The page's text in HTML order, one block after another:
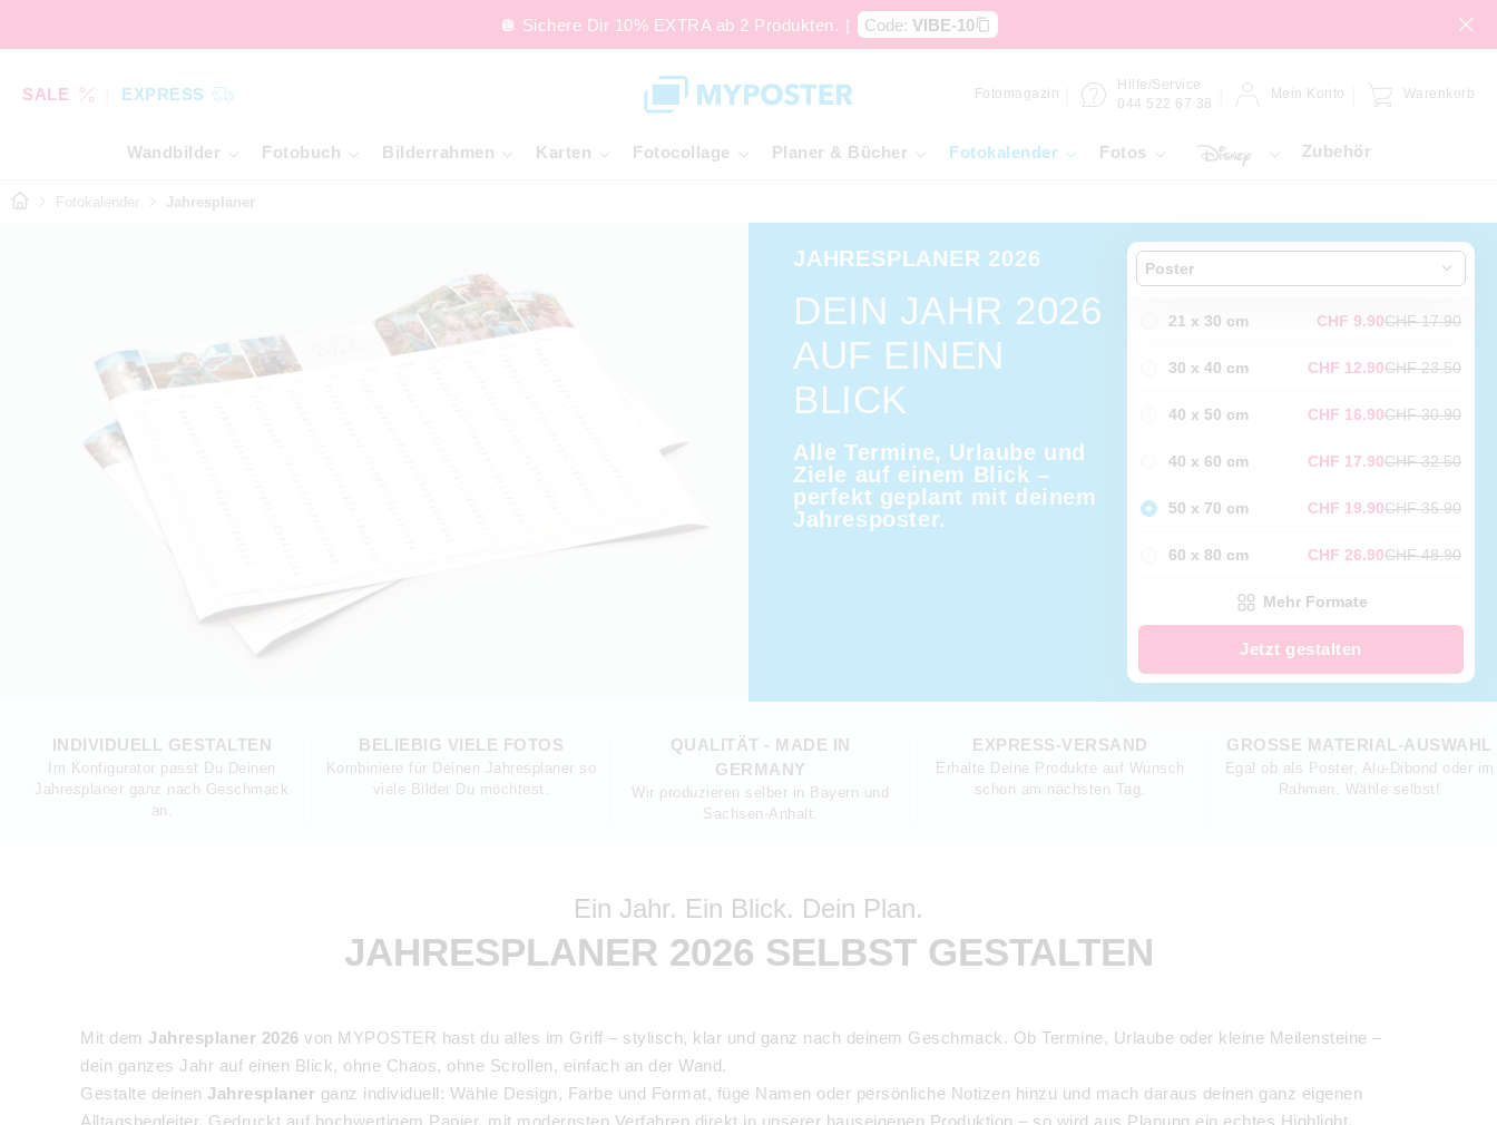
🪩 Sichere Dir 10% EXTRA ab 2 Produkten. | Code: VIBE-10
SALE EXPRESS Fotomagazin
Hilfe/Service
044 522 67 38
Mein Konto Warenkorb
Wandbilder Fotobuch Bilderrahmen Karten Fotocollage Planer & Bücher Fotokalender Fotos Zubehör
Fotokalender Jahresplaner
JAHRESPLANER 2026
DEIN JAHR 2026
AUF EINEN
BLICK
Alle Termine, Urlaube und
Ziele auf einem Blick –
perfekt geplant mit deinem
Jahresposter.
INDIVIDUELL GESTALTEN
Im Konfigurator passt Du Deinen
Jahresplaner ganz nach Geschmack
an.
BELIEBIG VIELE FOTOS
Kombiniere für Deinen Jahresplaner so
viele Bilder Du möchtest.
QUALITÄT - MADE IN
GERMANY
Wir produzieren selber in Bayern und
Sachsen-Anhalt.
EXPRESS-VERSAND
Erhalte Deine Produkte auf Wunsch
schon am nächsten Tag.
GROSSE MATERIAL-AUSWAHL
Egal ob als Poster, Alu-Dibond oder im
Rahmen. Wähle selbst!
Poster
21 x 30 cm CHF 9.90CHF 17.90
30 x 40 cm CHF 12.90CHF 23.50
40 x 50 cm CHF 16.90CHF 30.90
40 x 60 cm CHF 17.90CHF 32.50
50 x 70 cm CHF 19.90CHF 35.90
60 x 80 cm CHF 26.90CHF 48.90
Mehr Formate
Jetzt gestalten
Ein Jahr. Ein Blick. Dein Plan.
JAHRESPLANER 2026 SELBST GESTALTEN
Mit dem Jahresplaner 2026 von MYPOSTER hast du alles im Griff – stylisch, klar und ganz nach deinem Geschmack. Ob Termine, Urlaube oder kleine Meilensteine –
dein ganzes Jahr auf einen Blick, ohne Chaos, ohne Scrollen, einfach an der Wand.
Gestalte deinen Jahresplaner ganz individuell: Wähle Design, Farbe und Format, füge Namen oder persönliche Notizen hinzu und mach daraus deinen ganz eigenen
Alltagsbegleiter. Gedruckt auf hochwertigem Papier, mit modernsten Verfahren direkt in unserer hauseigenen Produktion – so wird aus Planung ein echtes Highlight.